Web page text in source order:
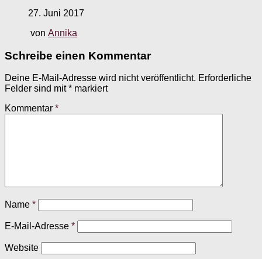
27. Juni 2017
von Annika
Schreibe einen Kommentar
Deine E-Mail-Adresse wird nicht veröffentlicht. Erforderliche
Felder sind mit* markiert
Kommentar *
Name *
E-Mail-Adresse *
Website